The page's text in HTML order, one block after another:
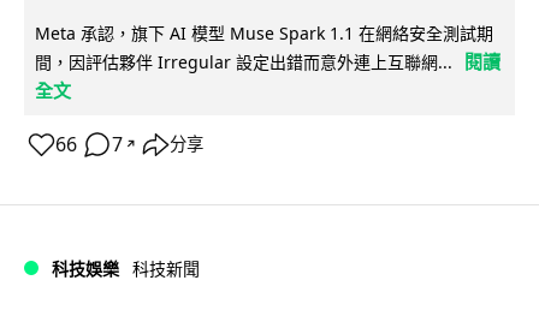
Meta 承認，旗下 AI 模型 Muse Spark 1.1 在網絡安全測試期
間，因評估夥伴 Irregular 設定出錯而意外連上互聯網...
閱讀
全文
66 7 ↗ 分享
科技娛樂 科技新聞